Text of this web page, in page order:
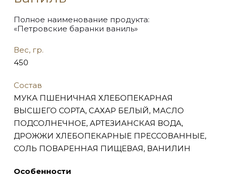
Полное наименование продукта:
«Петровские баранки ваниль»
Вес, гр.
450
Состав
МУКА ПШЕНИЧНАЯ ХЛЕБОПЕКАРНАЯ
ВЫСШЕГО СОРТА, САХАР БЕЛЫЙ, МАСЛО
ПОДСОЛНЕЧНОЕ, АРТЕЗИАНСКАЯ ВОДА,
ДРОЖЖИ ХЛЕБОПЕКАРНЫЕ ПРЕССОВАННЫЕ,
СОЛЬ ПОВАРЕННАЯ ПИЩЕВАЯ, ВАНИЛИН
Особенности